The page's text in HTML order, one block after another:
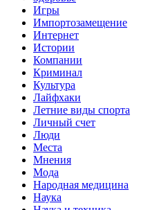
Игры
Импортозамещение
Интернет
Истории
Компании
Криминал
Культура
Лайфхаки
Летние виды спорта
Личный счет
Люди
Места
Мнения
Мода
Народная медицина
Наука